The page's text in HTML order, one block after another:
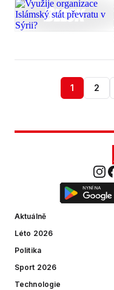
1 2
Aktuálně
Léto 2026
Politika
Sport 2026
Technologie